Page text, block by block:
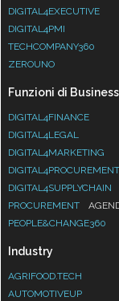
DIGITAL4EXECUTIVE
DIGITAL4PMI
TECHCOMPANY360
ZEROUNO
Funzioni di Business
DIGITAL4FINANCE
DIGITAL4LEGAL
DIGITAL4MARKETING
DIGITAL4PROCUREMENT
DIGITAL4SUPPLYCHAIN
PROCUREMENT
PEOPLE&CHANGE360
Industry
AGRIFOOD.TECH
AUTOMOTIVEUP